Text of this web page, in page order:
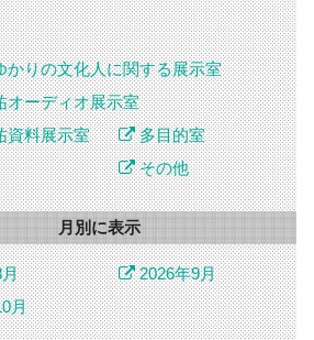
かりの文化人に関する展示室
オーディオ展示室
資料展示室
多目的室
その他
月別に表示
2026年9月
月